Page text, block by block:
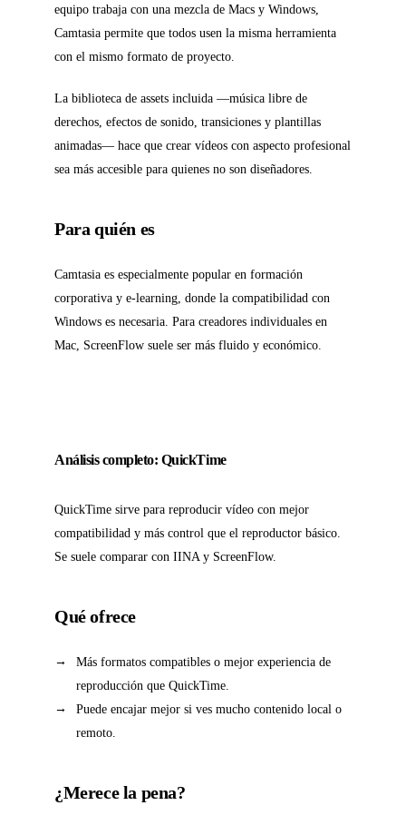
equipo trabaja con una mezcla de Macs y Windows,
Camtasia permite que todos usen la misma herramienta
con el mismo formato de proyecto.
La biblioteca de assets incluida —música libre de
derechos, efectos de sonido, transiciones y plantillas
animadas— hace que crear vídeos con aspecto profesional
sea más accesible para quienes no son diseñadores.
Para quién es
Camtasia es especialmente popular en formación
corporativa y e-learning, donde la compatibilidad con
Windows es necesaria. Para creadores individuales en
Mac, ScreenFlow suele ser más fluido y económico.
Análisis completo: QuickTime
QuickTime sirve para reproducir vídeo con mejor
compatibilidad y más control que el reproductor básico.
Se suele comparar con IINA y ScreenFlow.
Qué ofrece
Más formatos compatibles o mejor experiencia de
reproducción que QuickTime.
Puede encajar mejor si ves mucho contenido local o
remoto.
¿Merece la pena?